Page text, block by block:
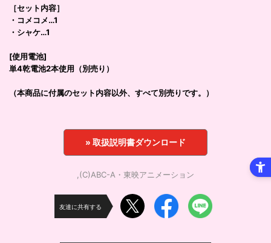
［セット内容］
・コメコメ…1
・シャケ…1
[使用電池]
単4乾電池2本使用（別売り）
（本商品に付属のセット内容以外、すべて別売りです。）
» 取扱説明書ダウンロード
,(C)ABC-A・東映アニメーション
友達に共有する